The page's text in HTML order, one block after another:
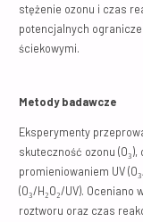
stężenie ozonu i czas
potencjalnych
ściekowymi.
Metody badawcze
Eksperymenty
skuteczność ozonu (O₃),
promieniowaniem UV
(O₃/H₂O₂/UV).
roztworu oraz czas